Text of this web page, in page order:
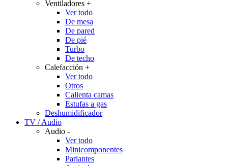
Ventiladores +
Ver todo
De mesa
De pared
De pié
Turbo
De techo
Calefacción +
Ver todo
Otros
Calienta camas
Estufas a gas
Deshumidificador
TV / Audio
Audio -
Ver todo
Minicomponentes
Parlantes